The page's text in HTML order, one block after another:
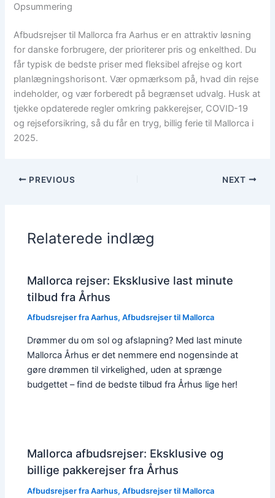
Opsummering
Afbudsrejser til Mallorca fra Aarhus er en attraktiv løsning
for danske forbrugere, der prioriterer pris og enkelthed. Du
får typisk de bedste priser med fleksibel afrejse og kort
planlægningshorisont. Vær opmærksom på, hvad din rejse
indeholder, og vær forberedt på begrænset udvalg. Husk at
tjekke opdaterede regler omkring pakkerejser, COVID-19
og rejseforsikring, så du får en tryg, billig ferie til Mallorca i
2025.
PREVIOUS NEXT
Relaterede indlæg
Mallorca rejser: Eksklusive last minute
tilbud fra Århus
Afbudsrejser fra Aarhus,Afbudsrejser til Mallorca
Drømmer du om sol og afslapning? Med last minute
Mallorca Århus er det nemmere end nogensinde at
gøre drømmen til virkelighed, uden at sprænge
budgettet – find de bedste tilbud fra Århus lige her!
Mallorca afbudsrejser: Eksklusive og
billige pakkerejser fra Århus
Afbudsrejser fra Aarhus,Afbudsrejser til Mallorca